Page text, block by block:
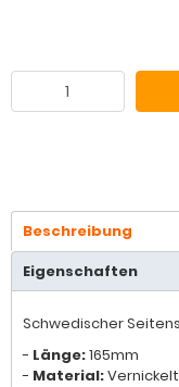
Beschreibung
Eigenschaften
Schwedischer
- Länge:165mm
- Material: